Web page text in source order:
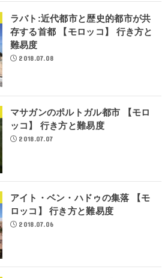
ラバト:近代都市と歴史的都市が共
存する首都 【モロッコ】 行き方と
難易度
2018.07.08
マサガンのポルトガル都市 【モロ
ッコ】 行き方と難易度
2018.07.07
アイト・ベン・ハドゥの集落 【モ
ロッコ】 行き方と難易度
2018.07.06